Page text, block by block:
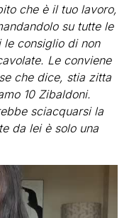
che è il tuo lavoro,
su tutte le
le consiglio di non
Le conviene
che dice, stia zitta
10 Zibaldoni.
sciacquarsi la
da lei è solo una